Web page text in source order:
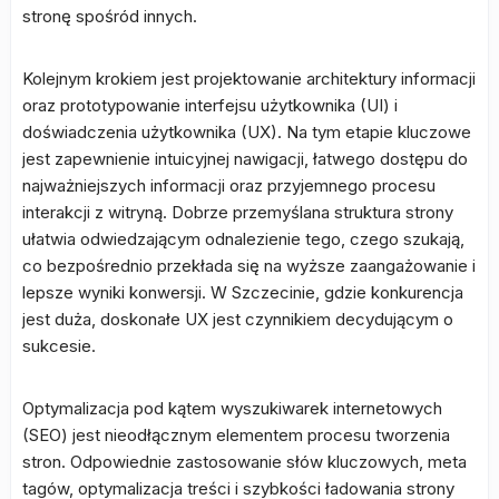
stronę spośród innych.
Kolejnym krokiem jest projektowanie architektury informacji
oraz prototypowanie interfejsu użytkownika (UI) i
doświadczenia użytkownika (UX). Na tym etapie kluczowe
jest zapewnienie intuicyjnej nawigacji, łatwego dostępu do
najważniejszych informacji oraz przyjemnego procesu
interakcji z witryną. Dobrze przemyślana struktura strony
ułatwia odwiedzającym odnalezienie tego, czego szukają,
co bezpośrednio przekłada się na wyższe zaangażowanie i
lepsze wyniki konwersji. W Szczecinie, gdzie konkurencja
jest duża, doskonałe UX jest czynnikiem decydującym o
sukcesie.
Optymalizacja pod kątem wyszukiwarek internetowych
(SEO) jest nieodłącznym elementem procesu tworzenia
stron. Odpowiednie zastosowanie słów kluczowych, meta
tagów, optymalizacja treści i szybkości ładowania strony